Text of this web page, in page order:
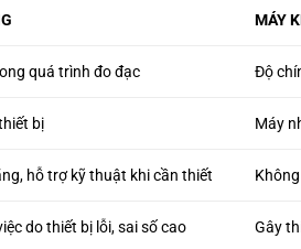
MÁY
quá trình đo đạc Độ
bị Máy
hỗ trợ kỹ thuật khi cần thiết
do thiết bị lỗi, sai số cao Gây